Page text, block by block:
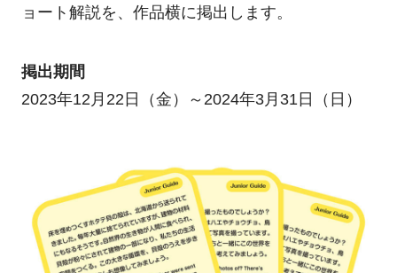
ョート解説を、作品横に掲出します。
掲出期間
2023年12月22日（金）～2024年3月31日（日）